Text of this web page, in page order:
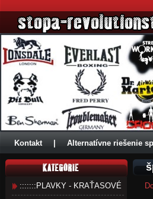
Kontakt Alternatívne riešenie
:::::::PLAVKY - KRAŤASOVÉ